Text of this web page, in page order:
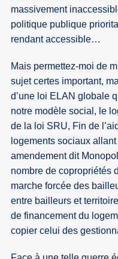
massivement
politique publique
rendant accessible…
Mais permettez-moi de
sujet certes important,
d’une loi ELAN globale
notre modèle social, le
de la loi SRU, Fin de
logements sociaux
amendement dit
nombre de copropriétés
marche forcée des
entre bailleurs et
de financement du
copier celui des